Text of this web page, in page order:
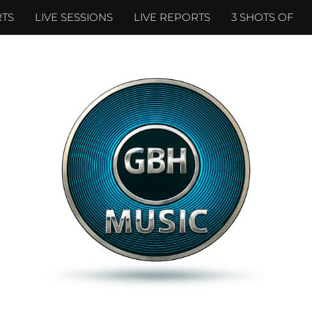
LIVE SESSIONS LIVE REPORTS 3 SHOTS OF